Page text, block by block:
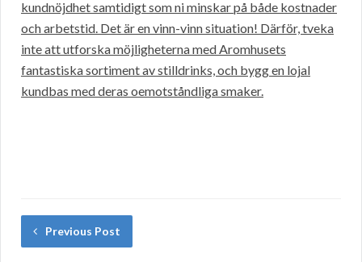
kundnöjdhet samtidigt som ni minskar på både kostnader
och arbetstid. Det är en vinn-vinn situation! Därför, tveka
inte att utforska möjligheterna med Aromhusets
fantastiska sortiment av stilldrinks, och bygg en lojal
kundbas med deras oemotståndliga smaker.
Previous Post